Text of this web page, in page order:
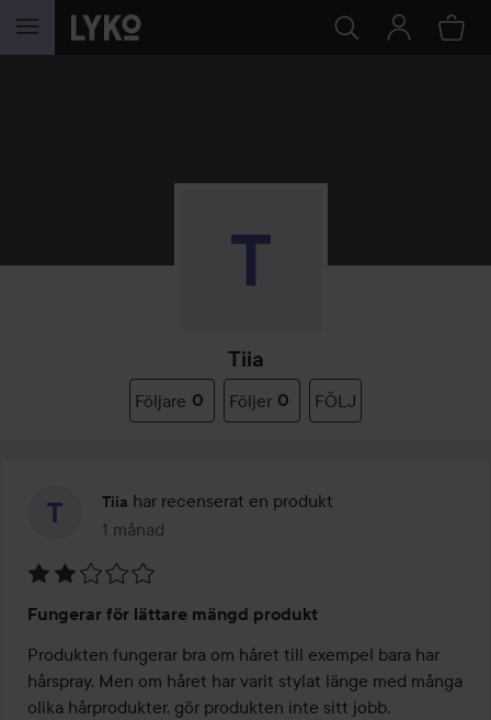
HOPPA TILL INNEHÅLLET
Tiia
Följare 0 Följer 0 FÖLJ
Tiia har recenserat en produkt
1 månad
Inlägget skapades 1 månad
2
av
5
Fungerar för lättare mängd produkt
Produkten fungerar bra om håret till exempel bara har
hårspray. Men om håret har varit stylat länge med många
olika hårprodukter, gör produkten inte sitt jobb.